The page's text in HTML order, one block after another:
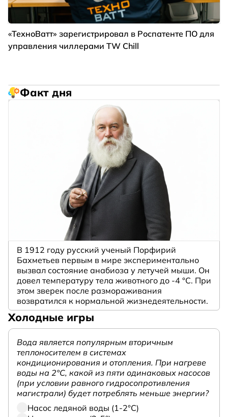
«ТехноВатт» зарегистрировал в Роспатенте ПО для
управления чиллерами TW Chill
Факт дня
В 1912 году русский ученый Порфирий
Бахметьев первым в мире экспериментально
вызвал состояние анабиоза у летучей мыши. Он
довел температуру тела животного до -4 °C. При
этом зверек после размораживания
возвратился к нормальной жизнедеятельности.
Холодные игры
Вода является популярным вторичным
теплоносителем в системах
кондиционирования и отопления. При нагреве
воды на 2°С, какой из пяти одинаковых насосов
(при условии равного гидросопротивления
магистрали) будет потреблять меньше энергии?
Насос ледяной воды (1-2°С)